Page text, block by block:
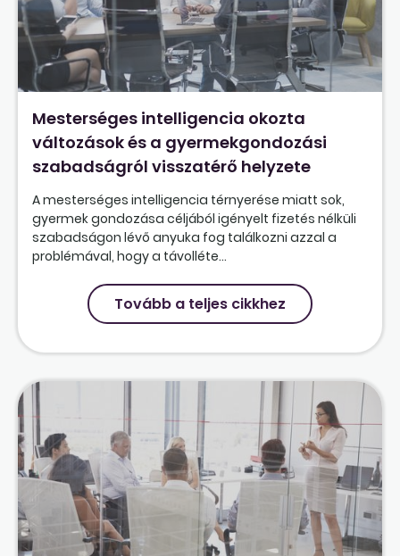
Mesterséges intelligencia okozta
változások és a gyermekgondozási
szabadságról visszatérő helyzete
A mesterséges intelligencia térnyerése miatt sok,
gyermek gondozása céljából igényelt fizetés nélküli
szabadságon lévő anyuka fog találkozni azzal a
problémával, hogy a távolléte...
Tovább a teljes cikkhez